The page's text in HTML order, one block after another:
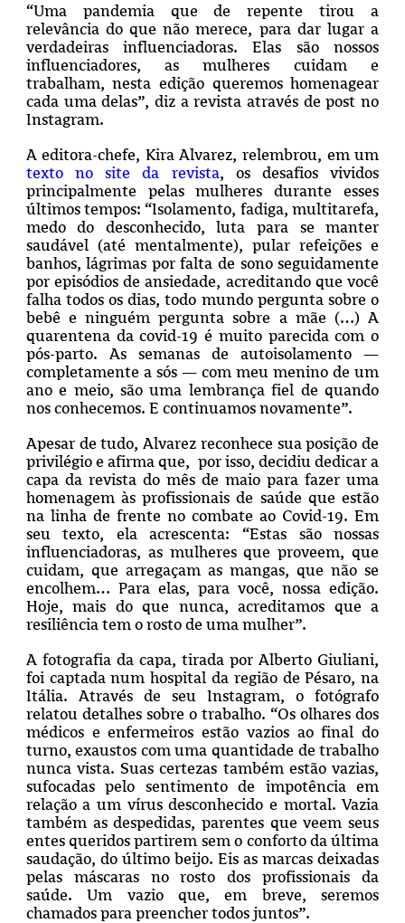
“Uma pandemia que de repente tirou a
relevância do que não merece, para dar lugar a
verdadeiras influenciadoras. Elas são nossos
influenciadores, as mulheres cuidam e
trabalham, nesta edição queremos homenagear
cada uma delas”, diz a revista através de post no
Instagram.
A editora-chefe, Kira Alvarez, relembrou, em um
texto no site da revista, os desafios vividos
principalmente pelas mulheres durante esses
últimos tempos: “Isolamento, fadiga, multitarefa,
medo do desconhecido, luta para se manter
saudável (até mentalmente), pular refeições e
banhos, lágrimas por falta de sono seguidamente
por episódios de ansiedade, acreditando que você
falha todos os dias, todo mundo pergunta sobre o
bebê e ninguém pergunta sobre a mãe (…) A
quarentena da covid-19 é muito parecida com o
pós-parto. As semanas de autoisolamento —
completamente a sós — com meu menino de um
ano e meio, são uma lembrança fiel de quando
nos conhecemos. E continuamos novamente”.
Apesar de tudo, Alvarez reconhece sua posição de
privilégio e afirma que, por isso, decidiu dedicar a
capa da revista do mês de maio para fazer uma
homenagem às profissionais de saúde que estão
na linha de frente no combate ao Covid-19. Em
seu texto, ela acrescenta: “Estas são nossas
influenciadoras, as mulheres que proveem, que
cuidam, que arregaçam as mangas, que não se
encolhem… Para elas, para você, nossa edição.
Hoje, mais do que nunca, acreditamos que a
resiliência tem o rosto de uma mulher”.
A fotografia da capa, tirada por Alberto Giuliani,
foi captada num hospital da região de Pésaro, na
Itália. Através de seu Instagram, o fotógrafo
relatou detalhes sobre o trabalho. “Os olhares dos
médicos e enfermeiros estão vazios ao final do
turno, exaustos com uma quantidade de trabalho
nunca vista. Suas certezas também estão vazias,
sufocadas pelo sentimento de impotência em
relação a um vírus desconhecido e mortal. Vazia
também as despedidas, parentes que veem seus
entes queridos partirem sem o conforto da última
saudação, do último beijo. Eis as marcas deixadas
pelas máscaras no rosto dos profissionais da
saúde. Um vazio que, em breve, seremos
chamados para preencher todos juntos”.